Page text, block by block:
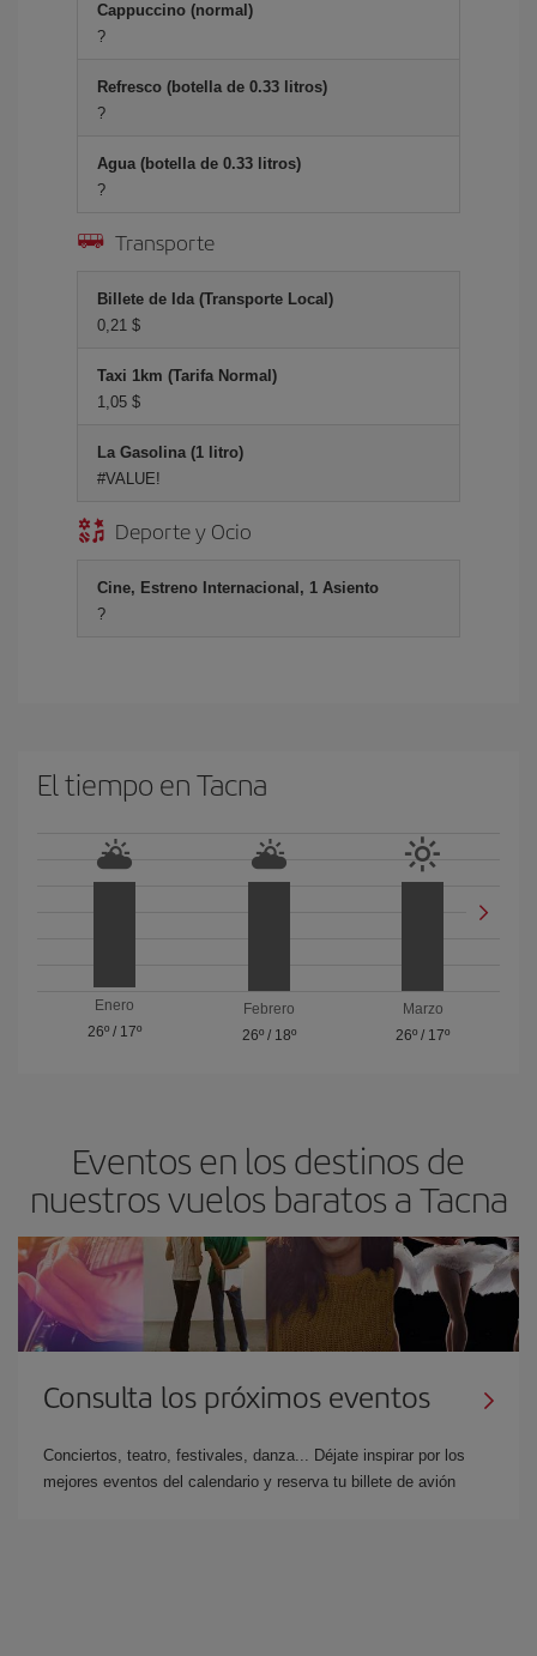
Cappuccino (normal)
?
Refresco (botella de 0.33 litros)
?
Agua (botella de 0.33 litros)
?
Transporte
Billete de Ida (Transporte Local)
0,21 $
Taxi 1km (Tarifa Normal)
1,05 $
La Gasolina (1 litro)
#VALUE!
Deporte y Ocio
Cine, Estreno Internacional, 1 Asiento
?
El tiempo en Tacna
Enero
26º/ 17º
Febrero
26º/ 18º
Marzo
26º / 17º
Eventos en los destinos de
nuestros vuelos baratos a Tacna
Consulta los próximos eventos
Conciertos, teatro, festivales, danza... Déjate inspirar por los
mejores eventos del calendario y reserva tu billete de avión